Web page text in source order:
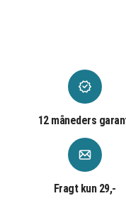
12 måneders
Fragt kun 29,-